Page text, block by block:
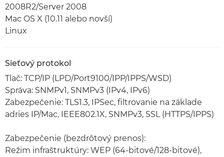
2008R2/Server 2008
Mac OS X (10.11 alebo novší)
Linux
Sieťový protokol
Tlač: TCP/IP (LPD/Port9100/IPP/IPPS/WSD)
Správa: SNMPv1, SNMPv3 (IPv4, IPv6)
Zabezpečenie: TLS1.3, IPSec, filtrovanie na základe
adries IP/Mac, IEEE802.1X, SNMPv3, SSL (HTTPS/IPPS)
Zabezpečenie (bezdrôtový prenos):
Režim infraštruktúry: WEP (64-bitové/128-bitové),